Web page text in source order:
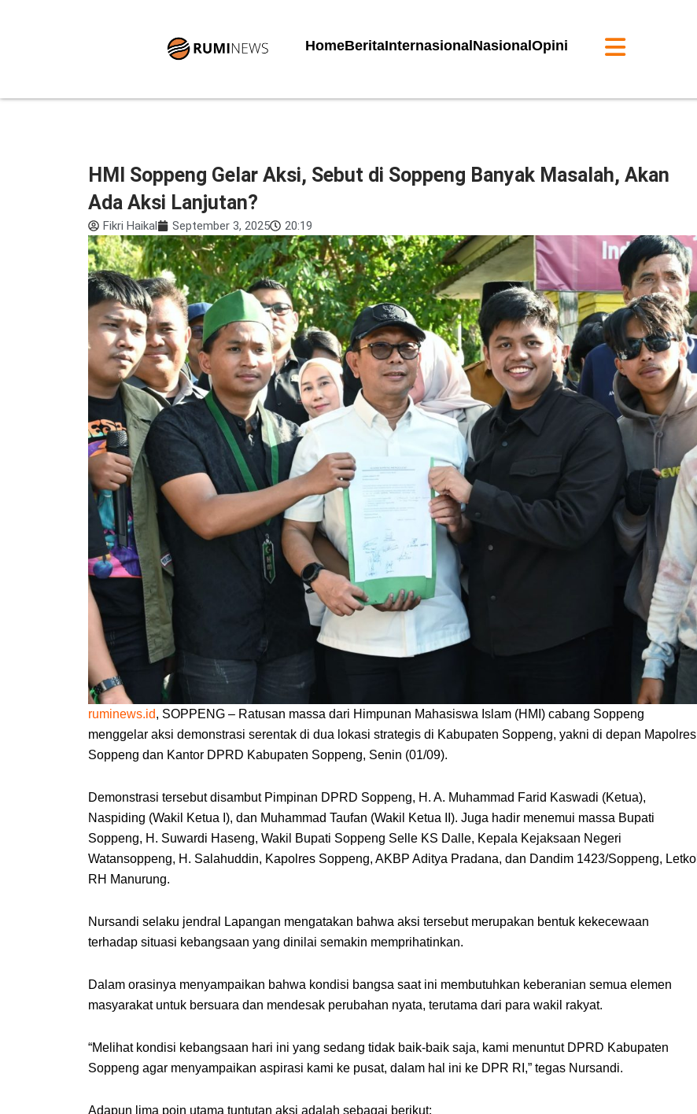
HomeBeritaInternasional Nasional Opini
HMI Soppeng Gelar Aksi, Sebut di Soppeng Banyak Masalah, Akan
Ada Aksi Lanjutan?
Fikri Haikal September 3, 2025 20:19
ruminews.id, SOPPENG – Ratusan massa dari Himpunan Mahasiswa Islam (HMI) cabang Soppeng
menggelar aksi demonstrasi serentak di dua lokasi strategis di Kabupaten Soppeng, yakni di depan Mapolres
Soppeng dan Kantor DPRD Kabupaten Soppeng, Senin (01/09).
Demonstrasi tersebut disambut Pimpinan DPRD Soppeng, H. A. Muhammad Farid Kaswadi (Ketua),
Naspiding (Wakil Ketua I), dan Muhammad Taufan (Wakil Ketua II). Juga hadir menemui massa Bupati
Soppeng, H. Suwardi Haseng, Wakil Bupati Soppeng Selle KS Dalle, Kepala Kejaksaan Negeri
Watansoppeng, H. Salahuddin, Kapolres Soppeng, AKBP Aditya Pradana, dan Dandim 1423/Soppeng, Letkol
RH Manurung.
Nursandi selaku jendral Lapangan mengatakan bahwa aksi tersebut merupakan bentuk kekecewaan
terhadap situasi kebangsaan yang dinilai semakin memprihatinkan.
Dalam orasinya menyampaikan bahwa kondisi bangsa saat ini membutuhkan keberanian semua elemen
masyarakat untuk bersuara dan mendesak perubahan nyata, terutama dari para wakil rakyat.
“Melihat kondisi kebangsaan hari ini yang sedang tidak baik-baik saja, kami menuntut DPRD Kabupaten
Soppeng agar menyampaikan aspirasi kami ke pusat, dalam hal ini ke DPR RI,” tegas Nursandi.
Adapun lima poin utama tuntutan aksi adalah sebagai berikut: